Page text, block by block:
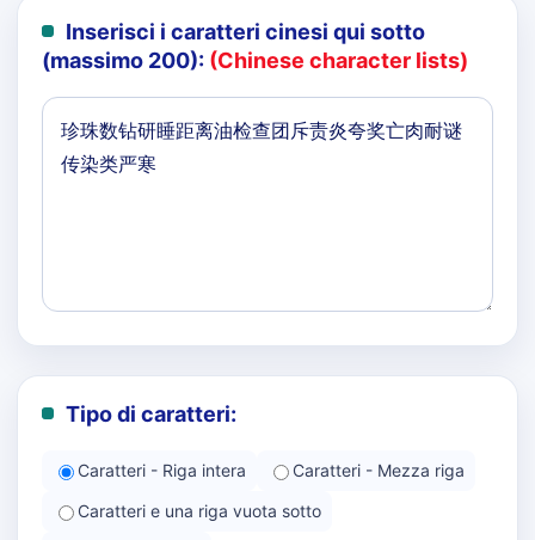
Inserisci i caratteri cinesi qui sotto
(massimo 200): (Chinese character lists)
Tipo di caratteri:
Caratteri - Riga intera
Caratteri - Mezza riga
Caratteri e una riga vuota sotto